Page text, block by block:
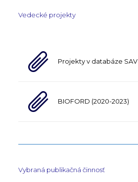
Vedecké projekty
Projekty v databáze SAV
BIOFORD (2020-2023)
Vybraná publikačná činnosť